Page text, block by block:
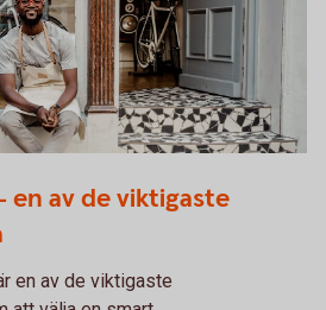
en av de viktigaste
en av de viktigaste